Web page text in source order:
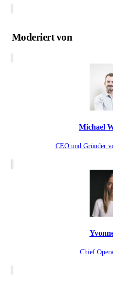
Moderiert von
Michael
CEO und Gründer
Chief